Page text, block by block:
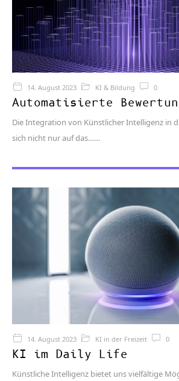
14. August 2023 KI & Bildung 0
Automatisierte
Die Integration von Künstlicher Intelligenz in
sich nicht nur auf das…
14. August 2023 KI in der Freizeit 0
KI im Daily Life
Künstliche Intelligenz bietet uns vielfältige